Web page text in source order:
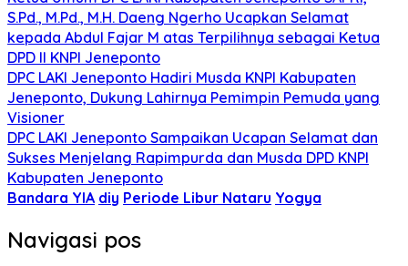
S.Pd., M.Pd., M.H. Daeng Ngerho Ucapkan Selamat
kepada Abdul Fajar M atas Terpilihnya sebagai Ketua
DPD II KNPI Jeneponto
DPC LAKI Jeneponto Hadiri Musda KNPI Kabupaten
Jeneponto, Dukung Lahirnya Pemimpin Pemuda yang
Visioner
DPC LAKI Jeneponto Sampaikan Ucapan Selamat dan
Sukses Menjelang Rapimpurda dan Musda DPD KNPI
Kabupaten Jeneponto
Bandara YIA diy Periode Libur Nataru Yogya
Navigasi pos